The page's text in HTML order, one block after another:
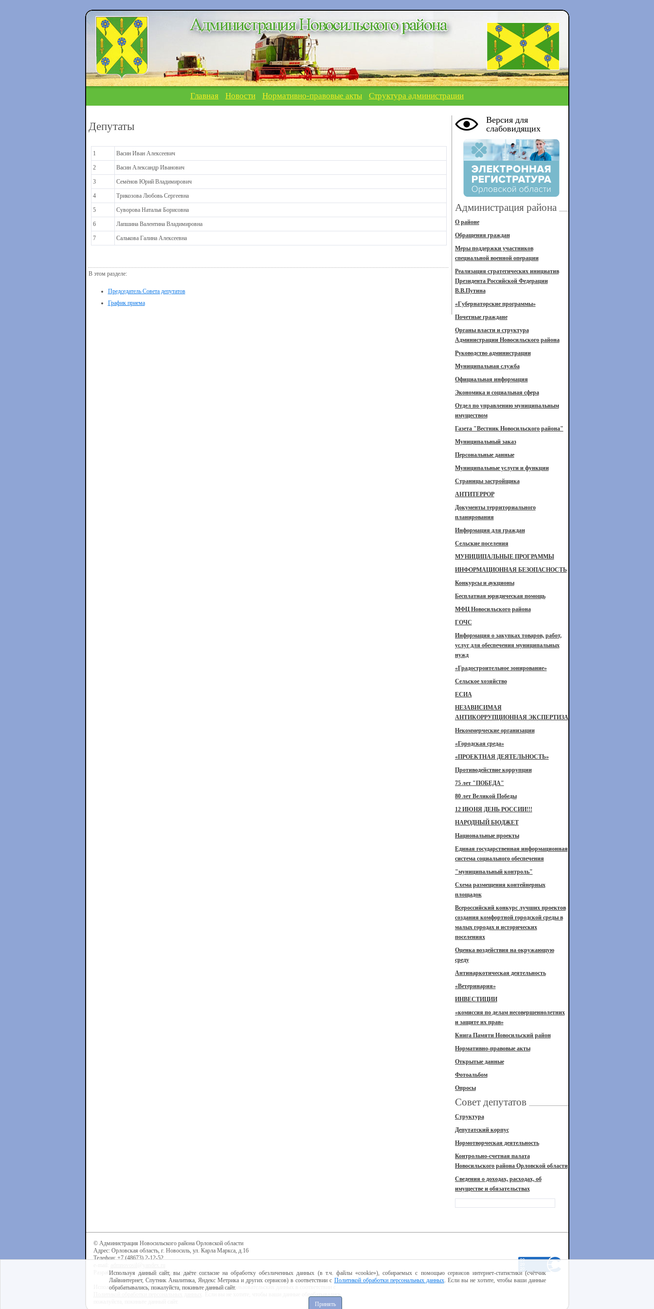
Главная Новости Нормативно-правовые акты Структура администрации
Депутаты
1 Васин Иван Алексеевич
2 Васин Александр Иванович
3 Семёнов Юрий Владимирович
4 Трикозова Любовь Сергеевна
5 Суворова Наталья Борисовна
6 Лапшина Валентина Владимировна
7 Салькова Галина Алексеевна
В этом разделе:
Председатель Совета депутатов
График приема
Версия для
слабовидящих
Администрация района
О районе
Обращения граждан
Меры поддержки участников
специальной военной операции
Реализация стратегических инициатив
Президента Российской Федерации
В.В.Путина
«Губернаторские программы»
Почетные граждане
Органы власти и структура
Администрации Новосильского района
Руководство администрации
Муниципальная служба
Официальная информация
Экономика и социальная сфера
Отдел по управлению муниципальным
имуществом
Газета "Вестник Новосильского района"
Муниципальный заказ
Персональные данные
Муниципальные услуги и функции
Страницы застройщика
АНТИТЕРРОР
Документы территориального
планирования
Информация для граждан
Сельские поселения
МУНИЦИПАЛЬНЫЕ ПРОГРАММЫ
ИНФОРМАЦИОННАЯ БЕЗОПАСНОСТЬ
Конкурсы и аукционы
Бесплатная юридическая помощь
МФЦ Новосильского района
ГОЧС
Информация о закупках товаров, работ,
услуг для обеспечения муниципальных
нужд
«Градостроительное зонирование»
Сельское хозяйство
ЕСИА
НЕЗАВИСИМАЯ
АНТИКОРРУПЦИОННАЯ ЭКСПЕРТИЗА
Некоммерческие организации
«Городская среда»
«ПРОЕКТНАЯ ДЕЯТЕЛЬНОСТЬ»
Противодействие коррупции
75 лет "ПОБЕДА"
80 лет Великой Победы
12 ИЮНЯ ДЕНЬ РОССИИ!!!
НАРОДНЫЙ БЮДЖЕТ
Национальные проекты
Единая государственная информационная
система социального обеспечения
"муниципальный контроль"
Схема размещения контейнерных
площадок
Всероссийский конкурс лучших проектов
создания комфортной городской среды в
малых городах и исторических
поселениях
Оценка воздействия на окружающую
среду
Антинаркотическая деятельность
«Ветеринария»
ИНВЕСТИЦИИ
«комиссия по делам несовершеннолетних
и защите их прав»
Книга Памяти Новосильский район
Нормативно-правовые акты
Открытые данные
Фотоальбом
Опросы
Совет депутатов
Структура
Депутатский корпус
Нормотворческая деятельность
Контрольно-счетная палата
Новосильского района Орловской области
Сведения о доходах, расходах, об
имуществе и обязательствах
© Администрация Новосильского района Орловской области
Адрес: Орловская область, г. Новосиль, ул. Карла Маркса, д.16
Телефон: +7 (48673) 2-12-52
Разработка сайта -Центр интернет-образования
Используя данный сайт, вы даёте согласие на обработку пользовательских данных в соответствии с
Используя данный сайт, вы даёте согласие на обработку обезличенных данных (в т.ч. файлы «cookie»), собираемых с помощью сервисов интернет-статистики (счётчик
Лайвинтернет, Спутник Аналитика, Яндекс Метрика и других сервисов) в соответствии с Политикой обработки персональных данных. Если вы не хотите, чтобы ваши данные
обрабатывались, пожалуйста, покиньте данный сайт.
Принять